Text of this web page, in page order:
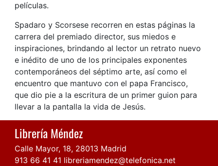
películas.
Spadaro y Scorsese recorren en estas páginas la
carrera del premiado director, sus miedos e
inspiraciones, brindando al lector un retrato nuevo
e inédito de uno de los principales exponentes
contemporáneos del séptimo arte, así como el
encuentro que mantuvo con el papa Francisco,
que dio pie a la escritura de un primer guion para
llevar a la pantalla la vida de Jesús.
Librería Méndez
Calle Mayor, 18, 28013 Madrid
913 66 41 41 libreriamendez@telefonica.net